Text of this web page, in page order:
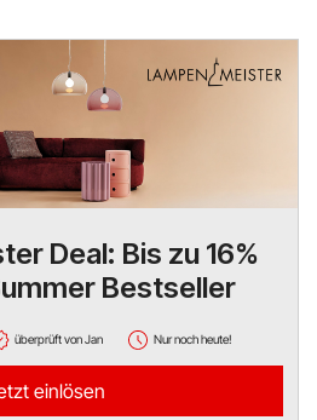
Deal: Bis zu 16%
Bestseller
überprüft von Jan Nur noch heute!
einlösen